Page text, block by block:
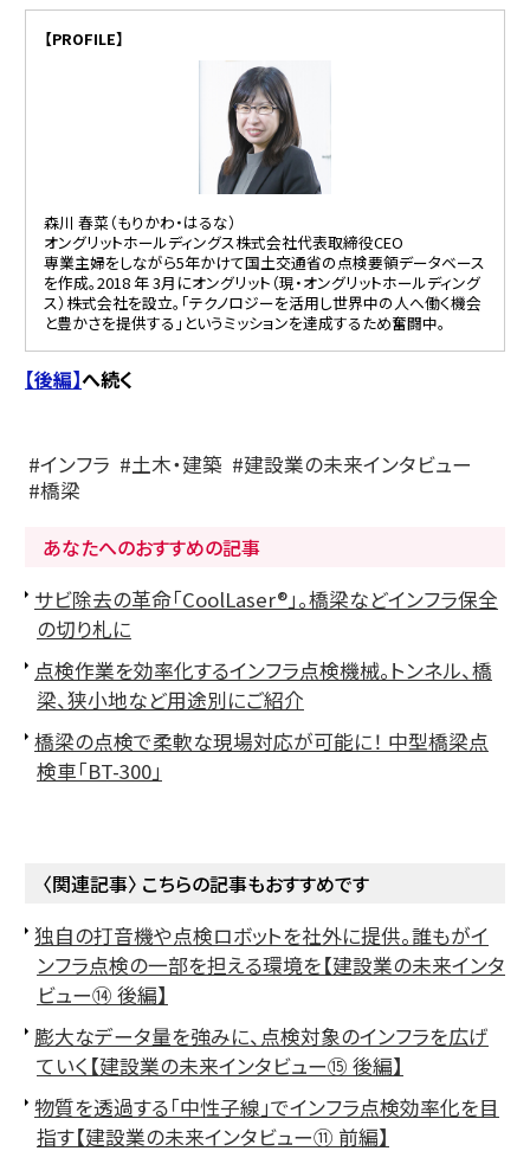
【PROFILE】
森川 春菜（もりかわ・はるな）
オングリットホールディングス株式会社代表取締役CEO
専業主婦をしながら5年かけて国土交通省の点検要領データベース
を作成。2018 年 3月にオングリット（現・オングリットホールディング
ス）株式会社を設立。「テクノロジーを活用し世界中の人へ働く機会
と豊かさを提供する」というミッションを達成するため奮闘中。
【後編】へ続く
インフラ 土木・建築
建設業の未来インタビュー
橋梁
あなたへのおすすめの記事
サビ除去の革命「CoolLaser®」。橋梁などインフラ保全
の切り札に
点検作業を効率化するインフラ点検機械。トンネル、橋
梁、狭小地など用途別にご紹介
橋梁の点検で柔軟な現場対応が可能に！ 中型橋梁点
検車「BT-300」
〈関連記事〉 こちらの記事もおすすめです
独自の打音機や点検ロボットを社外に提供。誰もがイ
ンフラ点検の一部を担える環境を【建設業の未来インタ
ビュー⑭ 後編】
膨大なデータ量を強みに、点検対象のインフラを広げ
ていく【建設業の未来インタビュー⑮ 後編】
物質を透過する「中性子線」でインフラ点検効率化を目
指す【建設業の未来インタビュー⑪ 前編】